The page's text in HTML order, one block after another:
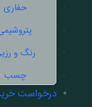
حفاری
رنگ و
چسب
درخواست